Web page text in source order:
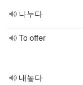
나누다
To offer
내놓다